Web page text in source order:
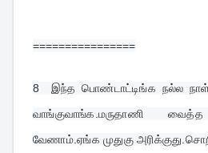
================
8 இந்த பொண்டாட்டிங்க நல்ல
வாங்குவாங்க.மருதாணி
வேணாம்.ஏங்க முதுகு